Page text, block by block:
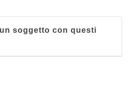
soggetto con questi